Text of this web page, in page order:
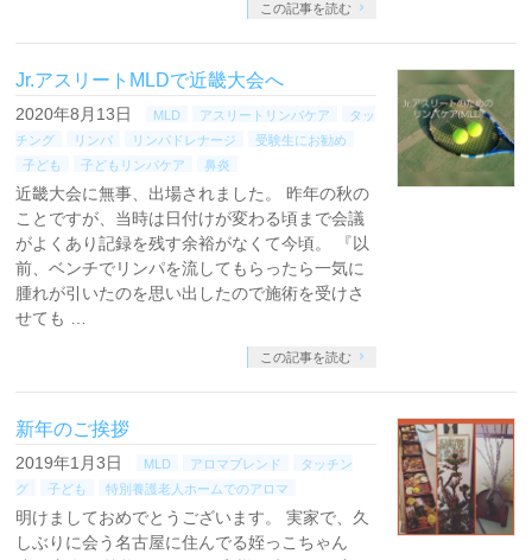
この記事を読む
Jr.アスリートMLDで近畿大会へ
2020年8月13日 MLD アスリートリンパケア
タッ
チング
リンパ リンパドレナージ
受験生にお勧め
子ども
子どもリンパケア 鼻炎
近畿大会に無事、出場されました。 昨年の秋の
ことですが、当時は日付けが変わる頃まで会議
がよくあり記録を残す余裕がなくて今頃。 『以
前、ベンチでリンパを流してもらったら一気に
腫れが引いたのを思い出したので施術を受けさ
せても …
この記事を読む
新年のご挨拶
2019年1月3日 MLD アロマブレンド
タッチン
グ
子ども 特別養護老人ホームでのアロマ
明けましておめでとうございます。 実家で、久
しぶりに会う名古屋に住んでる姪っこちゃん